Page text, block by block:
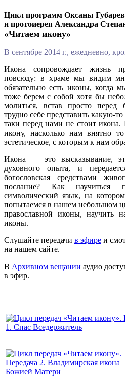
Цикл программ Оксаны
и протоиерея Александра
«Читаем икону»
В сентябре 2014 г., ежедневно,
Икона сопровождает жизнь
повсюду: в храме мы видим
обязательно есть иконы, когда
тоже берем с собой хотя бы
молиться, встав просто перед
трудно себе представить какую-
таки перед нами не стоит
икону, насколько нам внятно
эстетическое, с которым к нам
Икона — это высказывание,
духовного опыта, и
богословская средствами
послание? Как научиться
символический язык, на
попытаемся в нашем небольшом
православной иконы, научить
иконы.
Слушайте передачи в эфире и
на нашем сайте.
В Архивном вещании аудио
в эфир.